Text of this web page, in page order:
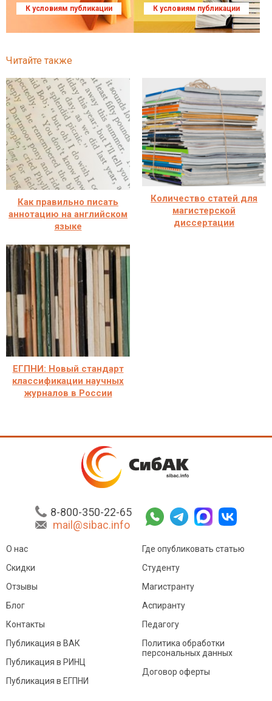
К условиям публикации К условиям публикации
Читайте также
Как правильно писать
аннотацию на английском
языке
Количество статей для
магистерской
диссертации
ЕГПНИ: Новый стандарт
классификации научных
журналов в России
8-800-350-22-65
mail@sibac.info
О нас
Скидки
Отзывы
Блог
Контакты
Где опубликовать статью
Студенту
Магистранту
Аспиранту
Педагогу
Публикация в ВАК
Публикация в РИНЦ
Публикация в ЕГПНИ
Политика обработки
персональных данных
Договор оферты